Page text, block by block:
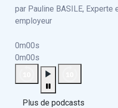
par Pauline BASILE, Experte
employeur
0m00s
0m00s
Plus de podcasts